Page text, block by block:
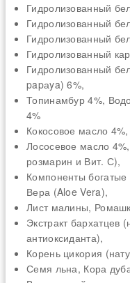
Гидролизованный
Гидролизованный
Гидролизованный
Гидролизованный
Гидролизованный
papаya) 6%,
Топинамбур 4%,
4%
Кокосовое масло
Лососевое масло
розмарин и Вит. С),
Компоненты
Вера (Aloe Vera),
Лист малины,
Экстракт бархатцев
антиоксиданта),
Корень цикория
Семя льна, Кора